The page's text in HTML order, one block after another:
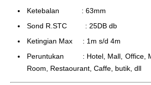
Ketebalan : 63mm
Sond R.STC : 25DB db
Ketingian Max : 1m s/d 4m
Peruntukan : Hotel, Mall, Office,
Room, Restaourant, Caffe, butik, dll